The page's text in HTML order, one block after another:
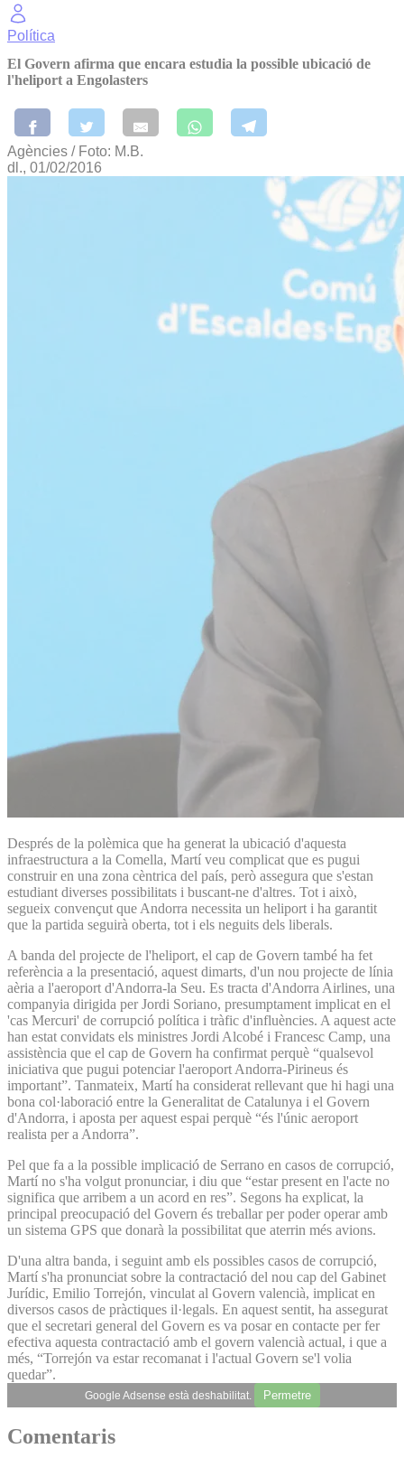
Política
El Govern afirma que encara estudia la possible ubicació de
l'heliport a Engolasters
Agències / Foto: M.B.
dl., 01/02/2016
Després de la polèmica que ha generat la ubicació d'aquesta
infraestructura a la Comella, Martí veu complicat que es pugui
construir en una zona cèntrica del país, però assegura que s'estan
estudiant diverses possibilitats i buscant-ne d'altres. Tot i això,
segueix convençut que Andorra necessita un heliport i ha garantit
que la partida seguirà oberta, tot i els neguits dels liberals.
A banda del projecte de l'heliport, el cap de Govern també ha fet
referència a la presentació, aquest dimarts, d'un nou projecte de línia
aèria a l'aeroport d'Andorra-la Seu. Es tracta d'Andorra Airlines, una
companyia dirigida per Jordi Soriano, presumptament implicat en el
'cas Mercuri' de corrupció política i tràfic d'influències. A aquest acte
han estat convidats els ministres Jordi Alcobé i Francesc Camp, una
assistència que el cap de Govern ha confirmat perquè “qualsevol
iniciativa que pugui potenciar l'aeroport Andorra-Pirineus és
important”. Tanmateix, Martí ha considerat rellevant que hi hagi una
bona col·laboració entre la Generalitat de Catalunya i el Govern
d'Andorra, i aposta per aquest espai perquè “és l'únic aeroport
realista per a Andorra”.
Pel que fa a la possible implicació de Serrano en casos de corrupció,
Martí no s'ha volgut pronunciar, i diu que “estar present en l'acte no
significa que arribem a un acord en res”. Segons ha explicat, la
principal preocupació del Govern és treballar per poder operar amb
un sistema GPS que donarà la possibilitat que aterrin més avions.
D'una altra banda, i seguint amb els possibles casos de corrupció,
Martí s'ha pronunciat sobre la contractació del nou cap del Gabinet
Jurídic, Emilio Torrejón, vinculat al Govern valencià, implicat en
diversos casos de pràctiques il·legals. En aquest sentit, ha assegurat
que el secretari general del Govern es va posar en contacte per fer
efectiva aquesta contractació amb el govern valencià actual, i que a
més, “Torrejón va estar recomanat i l'actual Govern se'l volia
quedar”.
Google Adsense està deshabilitat. Permetre
Comentaris